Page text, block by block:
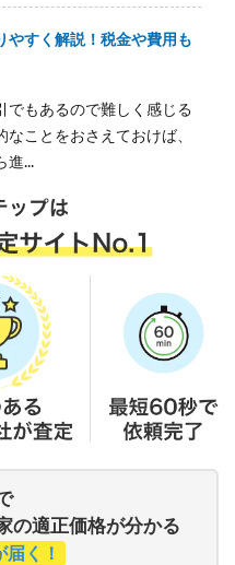
やすく解説！税金や費用も
でもあるので難しく感じる
ことをおさえておけば、
進...
の適正価格が分かる
く！